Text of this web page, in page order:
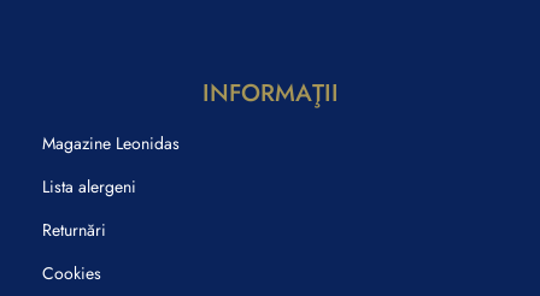
INFORMAŢII
Magazine Leonidas
Lista alergeni
Returnări
Cookies